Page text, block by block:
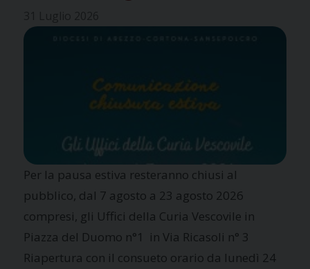
Per la pausa estiva resteranno chiusi al
pubblico, dal 7 agosto a 23 agosto 2026
compresi, gli Uffici della Curia Vescovile in
Piazza del Duomo n°1 in Via Ricasoli n° 3
Riapertura con il consueto orario da lunedì 24